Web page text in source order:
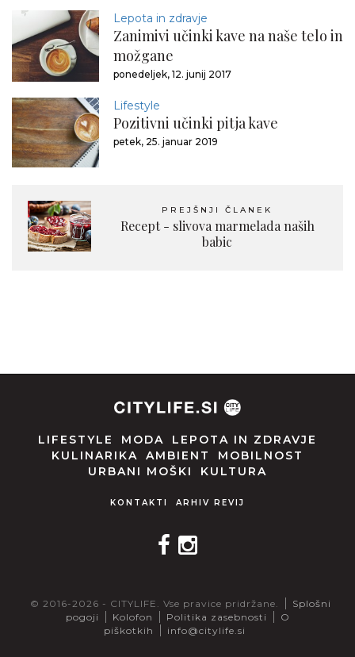
Lepota in zdravje
Zanimivi učinki kave na naše telo in
možgane
ponedeljek, 12. junij 2017
Lifestyle
Pozitivni učinki pitja kave
petek, 25. januar 2019
PREJŠNJI ČLANEK
Recept - slivova marmelada naših
babic
LIFESTYLE MODA
LEPOTA IN ZDRAVJE
KULINARIKA
AMBIENT
MOBILNOST
URBANI MOŠKI
KULTURA
KONTAKTI ARHIV REVIJ
© 2016-2026 - CITYLIFE. Vse pravice pridržane.
Splošni
pogoji
Kolofon Politika zasebnosti
O
piškotkih
info@citylife.si